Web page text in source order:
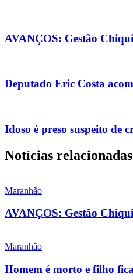
AVANÇOS: Gestão
Deputado Eric Costa
Idoso é preso suspeito de
Notícias relacionadas
Maranhão
AVANÇOS: Gestão
Maranhão
Homem é morto e filho